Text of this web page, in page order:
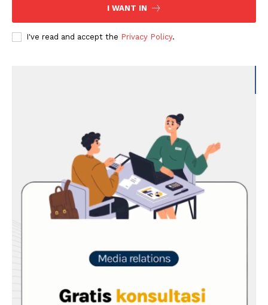
I WANT IN
I've read and accept the Privacy Policy.